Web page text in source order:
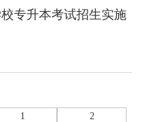
专升本考试招生实施
1 2